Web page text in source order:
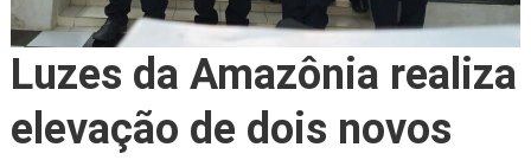
Luzes da Amazônia realiza
elevação de dois novos